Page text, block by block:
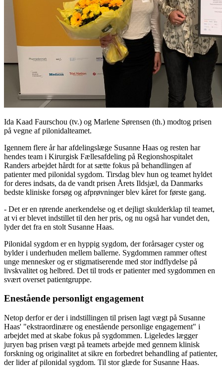
Ida Kaad Faurschou (tv.) og Marlene Sørensen (th.) modtog prisen
på vegne af pilonidalteamet.
Igennem flere år har afdelingslæge Susanne Haas og resten har
hendes team i Kirurgisk Fællesafdeling på Regionshospitalet
Randers arbejdet hårdt for at sætte fokus på behandlingen af
patienter med pilonidal sygdom. Tirsdag blev hun og teamet hyldet
for deres indsats, da de vandt prisen Årets Ildsjæl, da Danmarks
bedste kliniske forsøg og afprøvninger blev kåret for første gang.
- Det er en rørende anerkendelse og et dejligt skulderklap til teamet,
at vi er blevet indstillet til den her pris, og nu også har vundet den,
lyder det fra en stolt Susanne Haas.
Pilonidal sygdom er en hyppig sygdom, der forårsager cyster og
bylder i underhuden mellem ballerne. Sygdommen rammer oftest
unge mennesker og er stigmatiserende med stor indflydelse på
livskvalitet og helbred. Det til trods er patienter med sygdommen en
svært overset patientgruppe.
Enestående personligt engagement
Netop derfor er der i indstillingen til prisen lagt vægt på Susanne
Haas' "ekstraordinære og enestående personlige engagement" i
arbejdet med at skabe fokus på sygdommen. Ligeledes lægger
juryen bag prisen vægt på teamets arbejde med gennem klinisk
forskning og originalitet at sikre en forbedret behandling af patienter,
der lider af pilonidal sygdom. Til stor glæde for Susanne Haas.